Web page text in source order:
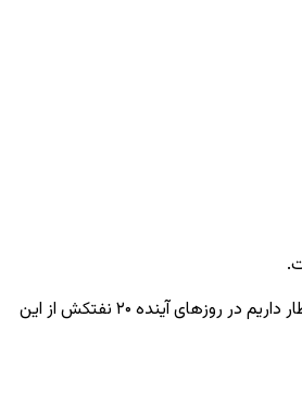
در روزهای آینده ۲۰ نفتکش از این